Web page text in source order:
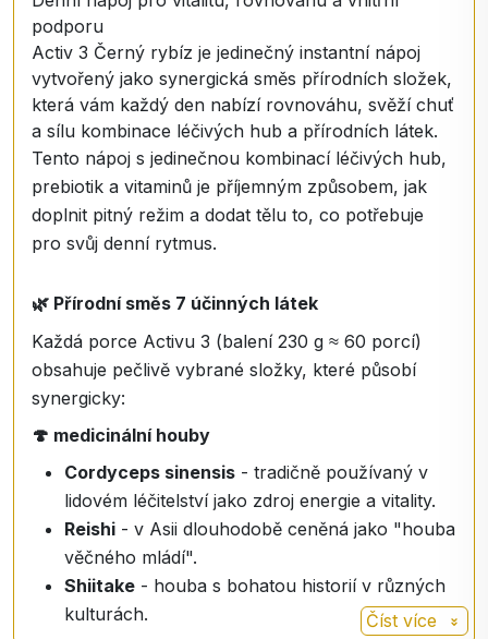
podporu
Activ 3 Černý rybíz je jedinečný instantní nápoj
vytvořený jako synergická směs přírodních složek,
která vám každý den nabízí rovnováhu, svěží chuť
a sílu kombinace léčivých hub a přírodních látek.
Tento nápoj s jedinečnou kombinací léčivých hub,
prebiotik a vitaminů je příjemným způsobem, jak
doplnit pitný režim a dodat tělu to, co potřebuje
pro svůj denní rytmus.
🌿 Přírodní směs 7 účinných látek
Každá porce Activu 3 (balení 230 g ≈ 60 porcí)
obsahuje pečlivě vybrané složky, které působí
synergicky:
🍄 medicinální houby
Cordyceps sinensis - tradičně používaný v
lidovém léčitelství jako zdroj energie a vitality.
Reishi - v Asii dlouhodobě ceněná jako "houba
věčného mládí".
Shiitake - houba s bohatou historií v různých
kulturách.
Číst více